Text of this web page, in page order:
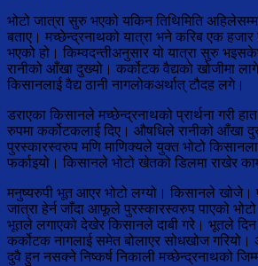
भोटो जात्रा सुरु भएको यकिन तिथिमिति
बताए। मच्छेन्द्रनाथको यात्रा भने करिब एक
भएको हो। किम्वदन्तीअनुसार यो यात्रा सुरु
रानीको आँखा दुख्यो। कर्कोटक वैद्यको खोजीमा
किसानलाई वैद्य ठानी नागलोकअर्थात् टौदह लगे।
डराएका किसानले मच्छेन्द्रनाथको प्रार्थना गरी
रुपमा कर्कोटकलाई दिए। औषधिले रानीको आँखा
पुरस्कारस्वरुप मणि माणिक्यले युक्त भोटो
फर्काइयो। किसानले भोटो खेतको डिलमा राखेर
मनुष्यरुपी भूत आएर भोटो लग्यो। किसानले खोजे।
जात्रा हेर्न जाँदा आफूले पुरस्कारस्वरुप पाएको
भूतले लगाएको देखेर किसानले दाबी गरे। भूतले दिन
कर्कोटक नागलाई समेत बोलाएर सोधखोज गरियो।
दुवै हुन नसक्ने निष्कर्ष निकाली मच्छेन्द्रनाथको